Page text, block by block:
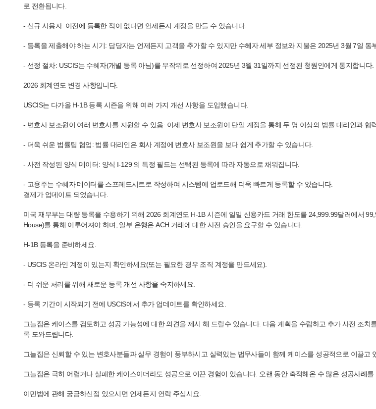
로 전환됩니다.
- 신규 사용자: 이전에 등록한 적이 없다면 언제든지 계정을 만들 수 있습니다.
- 등록을 제출해야 하는 시기: 담당자는 언제든지 고객을 추가할 수 있지만 수혜자 세부 정보와 지불은 2025년 3월 7일 동
- 선정 절차: USCIS는 수혜자(개별 등록 아님)를 무작위로 선정하여 2025년 3월 31일까지 선정된 청원인에게 통지합니다.
2026 회계연도 변경 사항입니다.
USCIS는 다가올 H-1B 등록 시즌을 위해 여러 가지 개선 사항을 도입했습니다.
- 변호사 보조원이 여러 변호사를 지원할 수 있음: 이제 변호사 보조원이 단일 계정을 통해 두 명 이상의 법률 대리인과 협
- 더욱 쉬운 법률팀 협업: 법률 대리인은 회사 계정에 변호사 보조원을 보다 쉽게 ​​추가할 수 있습니다.
- 사전 작성된 양식 데이터: 양식 I-129 의 특정 필드는 선택된 등록에 따라 자동으로 채워집니다.
- 고용주는 수혜자 데이터를 스프레드시트로 작성하여 시스템에 업로드해 더욱 빠르게 등록할 수 있습니다.
결제가 업데이트 되었습니다.
미국 재무부는 대량 등록을 수용하기 위해 2026 회계연도 H-1B 시즌에 일일 신용카드 거래 한도를 24,999.99달러에서
House)를 통해 이루어져야 하며, 일부 은행은 ACH 거래에 대한 사전 승인을 요구할 수 있습니다.
H-1B 등록을 준비하세요.
- USCIS 온라인 계정이 있는지 확인하세요(또는 필요한 경우 조직 계정을 만드세요).
- 더 쉬운 처리를 위해 새로운 등록 개선 사항을 숙지하세요.
- 등록 기간이 시작되기 전에 USCIS에서 추가 업데이트를 확인하세요.
그늘집은 케이스를 검토하고 성공 가능성에 대한 의견을 제시 해 드릴수 있습니다. 다음 계획을 수립하고 추가 사전 조
록 도와드립니다.
그늘집은 신뢰할 수 있는 변호사분들과 실무 경험이 풍부하시고 실력있는 법무사들이 함께 케이스를 성공적으로 이끌고
그늘집은 극히 어렵거나 실패한 케이스이더라도 성공으로 이끈 경험이 있습니다. 오랜 동안 축적해온 수 많은 성공사례
이민법에 관해 궁금하신점 있으시면 언제든지 연락 주십시요.